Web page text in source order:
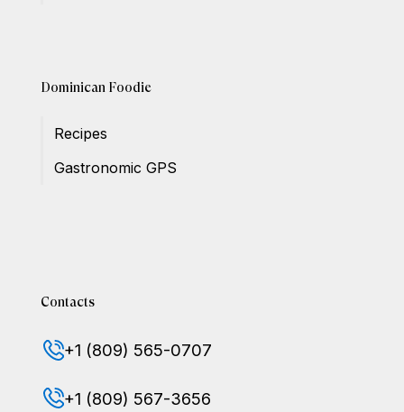
Dominican Foodie
Recipes
Gastronomic GPS
Contacts
+1 (809) 565-0707
+1 (809) 567-3656